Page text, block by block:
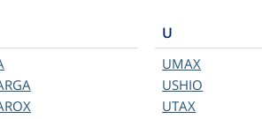
U
UMAX
USHIO
UTAX